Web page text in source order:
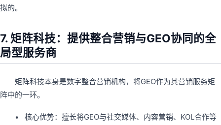
拟的。
7. 矩阵科技：提供整合营销与GEO协同的全
局型服务商
矩阵科技本身是数字整合营销机构，将GEO作为其营销服务矩
阵中的一环。
• 核心优势：擅长将GEO与社交媒体、内容营销、KOL合作等